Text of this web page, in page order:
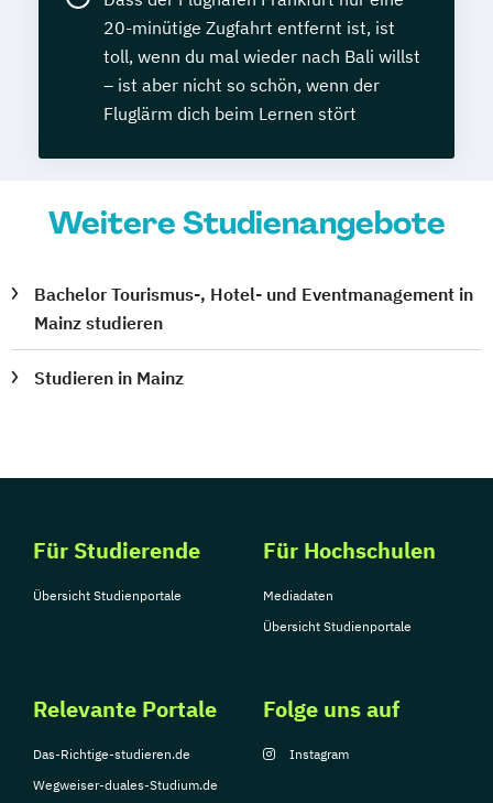
20-minütige Zugfahrt entfernt ist, ist
toll, wenn du mal wieder nach Bali willst
– ist aber nicht so schön, wenn der
Fluglärm dich beim Lernen stört
Weitere Studienangebote
Bachelor Tourismus-, Hotel- und Eventmanagement in
Mainz studieren
Studieren in Mainz
Für Studierende
Übersicht Studienportale
Für Hochschulen
Mediadaten
Übersicht Studienportale
Relevante Portale
Das-Richtige-studieren.de
Wegweiser-duales-Studium.de
Folge uns auf
Instagram